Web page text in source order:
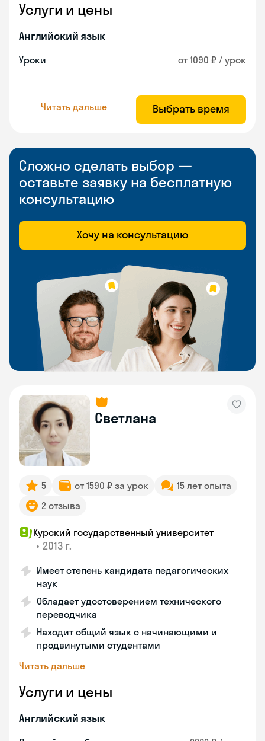
Услуги и цены
Английский язык
Уроки от 1090 ₽ / урок
Читать дальше Выбрать время
Сложно сделать выбор —
оставьте заявку на бесплатную
консультацию
Хочу на консультацию
Светлана
5 от 1590 ₽ за урок
15 лет опыта
2 отзыва
Курский государственный университет
• 2013 г.
Имеет степень кандидата педагогических
наук
Обладает удостоверением технического
переводчика
Находит общий язык с начинающими и
продвинутыми студентами
Читать дальше
Услуги и цены
Английский язык